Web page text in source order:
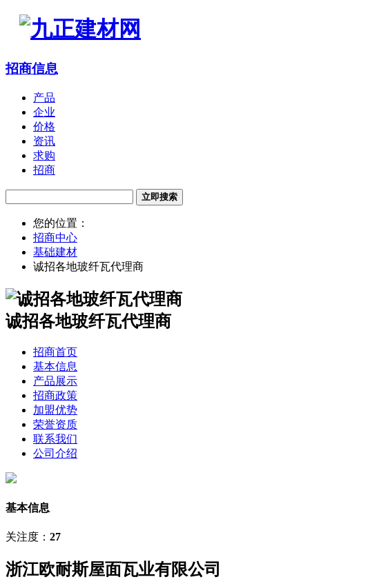
招商信息
产品
企业
价格
资讯
求购
招商
立即搜索
您的位置：
招商中心
基础建材
诚招各地玻纤瓦代理商
诚招各地玻纤瓦代理商
招商首页
基本信息
产品展示
招商政策
加盟优势
荣誉资质
联系我们
公司介绍
基本信息
关注度： 27
浙江欧耐斯屋面瓦业有限公司